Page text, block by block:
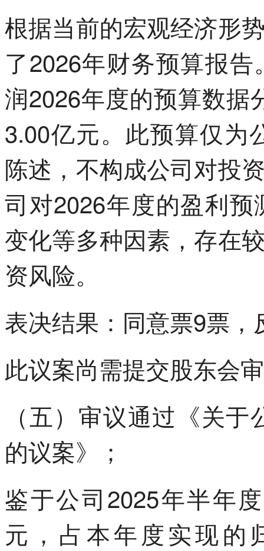
根据当前的宏观经济形
了2026年财务预算报
润2026年度的预算数据
3.00亿元。此预算仅为
陈述，不构成公司对投
司对2026年度的盈利
变化等多种因素，存在
资风险。
表决结果：同意票9票
此议案尚需提交股东会
（五）审议通过《关
的议案》；
鉴于公司2025年半年
元，占本年度实现的